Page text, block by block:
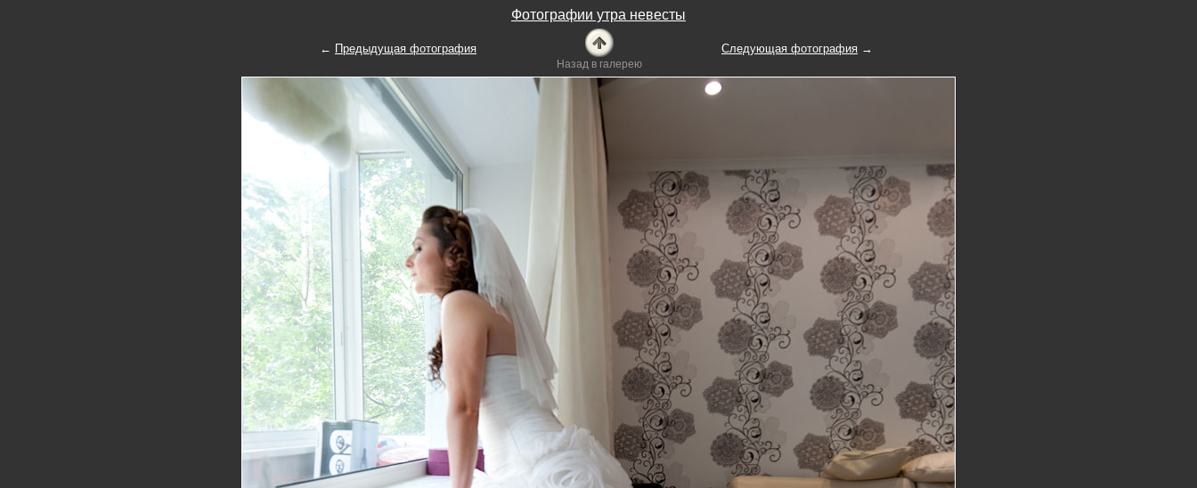
Фотографии утра невесты
← Предыдущая фотография
Назад в галерею
Следующая фотография →